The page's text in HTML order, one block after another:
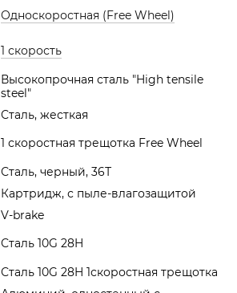
Односкоростная (Free Wheel)
1 скорость
Высокопрочная сталь "High tensile
steel"
Сталь, жесткая
1 скоростная трещотка Free Wheel
Сталь, черный, 36Т
Картридж, с пыле-влагозащитой
V-brake
Сталь 10G 28H
Сталь 10G 28H 1скоростная трещотка